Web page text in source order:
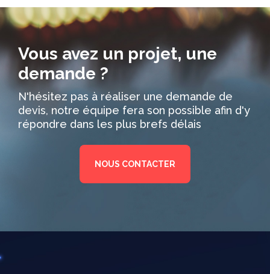
Vous avez un projet, une
demande ?
N'hésitez pas à réaliser une demande de
devis, notre équipe fera son possible afin d'y
répondre dans les plus brefs délais
NOUS CONTACTER